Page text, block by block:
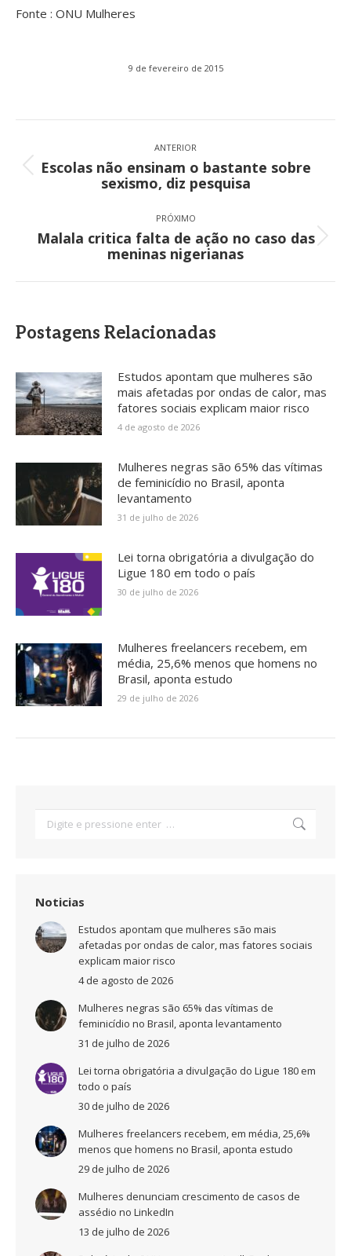
Fonte : ONU Mulheres
9 de fevereiro de 2015
de
post:
ANTERIOR
Post
anterior:
Escolas não ensinam o bastante sobre
sexismo, diz pesquisa
PRÓXIMO
Próximo
post:
Malala critica falta de ação no caso das
meninas nigerianas
Postagens Relacionadas
Estudos apontam que mulheres são
mais afetadas por ondas de calor, mas
fatores sociais explicam maior risco
4 de agosto de 2026
Mulheres negras são 65% das vítimas
de feminicídio no Brasil, aponta
levantamento
31 de julho de 2026
Lei torna obrigatória a divulgação do
Ligue 180 em todo o país
30 de julho de 2026
Mulheres freelancers recebem, em
média, 25,6% menos que homens no
Brasil, aponta estudo
29 de julho de 2026
Noticias
Estudos apontam que mulheres são mais
afetadas por ondas de calor, mas fatores sociais
explicam maior risco
4 de agosto de 2026
Mulheres negras são 65% das vítimas de
feminicídio no Brasil, aponta levantamento
31 de julho de 2026
Lei torna obrigatória a divulgação do Ligue 180 em
todo o país
30 de julho de 2026
Mulheres freelancers recebem, em média, 25,6%
menos que homens no Brasil, aponta estudo
29 de julho de 2026
Mulheres denunciam crescimento de casos de
assédio no LinkedIn
13 de julho de 2026